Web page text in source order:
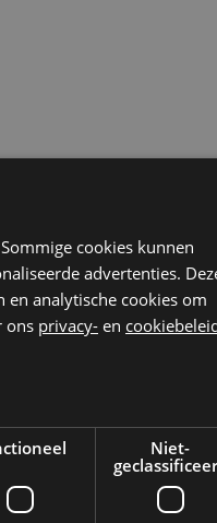
cookies kunnen
advertenties.
analytische cookies om
ons privacy- en
Niet-